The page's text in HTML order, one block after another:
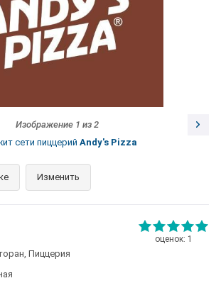
Изображение 1 из 2
сети пиццерий Andy's Pizza
Изменить
оценок: 1
Пиццерия